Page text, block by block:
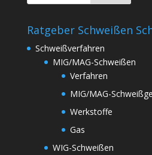
rRatgeber Schweißen
Schweißverfahren
MIG/MAG-Schweißen
Verfahren
MIG/MAG-
Werkstoffe
Gas
WIG-Schweißen